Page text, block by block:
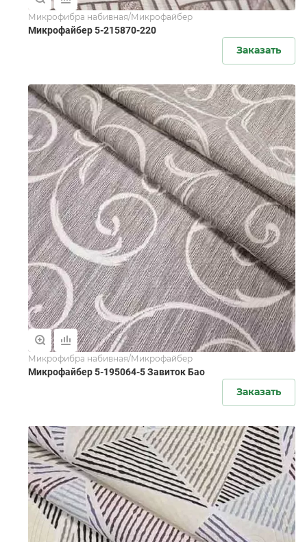
Микрофибра набивная/Микрофайбер
Микрофайбер 5-215870-220
Заказать
Микрофибра набивная/Микрофайбер
Микрофайбер 5-195064-5 Завиток Бао
Заказать